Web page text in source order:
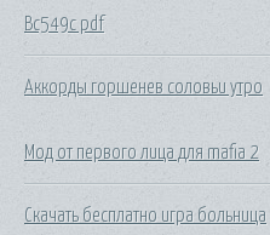
Bc549c pdf
Аккорды горшенев соловьи утро
Мод от первого лица для mafia 2
Скачать бесплатно игра больница